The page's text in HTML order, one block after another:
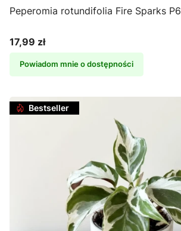
Peperomia rotundifolia Fire Sparks P6
Cena
17,99 zł
Powiadom mnie o dostępności
Bestseller